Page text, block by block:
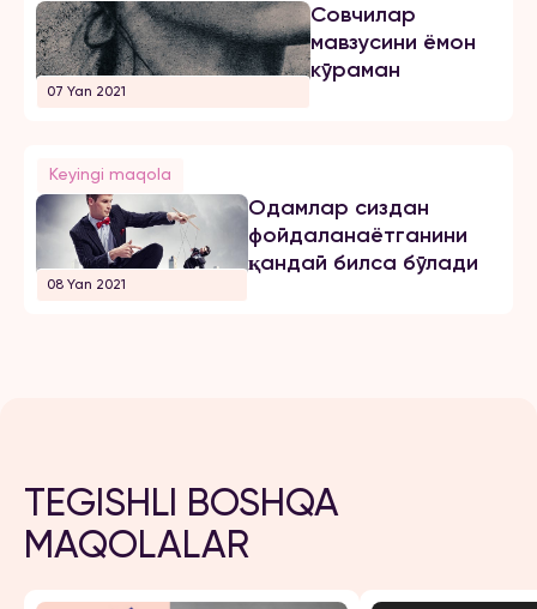
07 Yan 2021
Совчилар
мавзусини ёмон
кўраман
Keyingi maqola
08 Yan 2021
Одамлар сиздан
фойдаланаётганини
қандай билса бўлади
TEGISHLI BOSHQA
MAQOLALAR